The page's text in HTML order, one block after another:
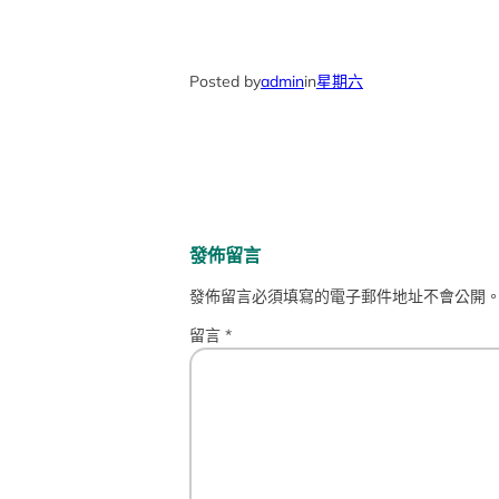
Posted byadminin星期六
發佈留言
發佈留言必須填寫的電子郵件地址不會公開。
留言 *